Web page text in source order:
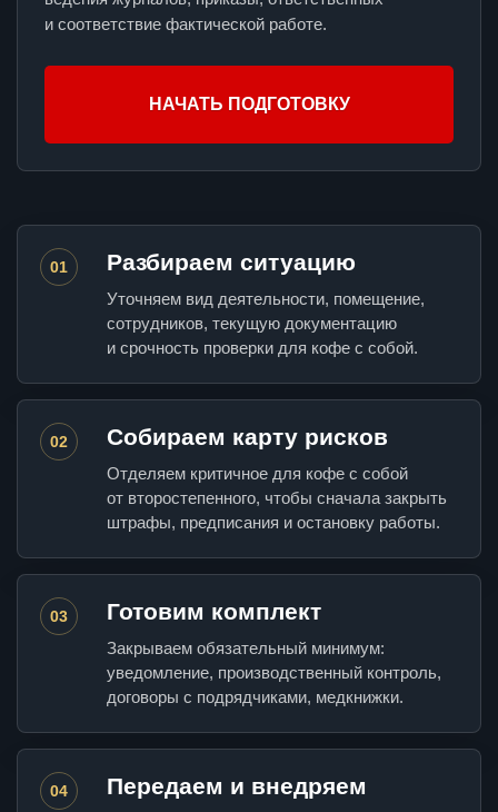
и соответствие фактической работе.
НАЧАТЬ ПОДГОТОВКУ
01 Разбираем ситуацию
Уточняем вид деятельности, помещение,
сотрудников, текущую документацию
и срочность проверки для кофе с собой.
02 Собираем карту рисков
Отделяем критичное для кофе с собой
от второстепенного, чтобы сначала закрыть
штрафы, предписания и остановку работы.
03 Готовим комплект
Закрываем обязательный минимум:
уведомление, производственный контроль,
договоры с подрядчиками, медкнижки.
04 Передаем и внедряем